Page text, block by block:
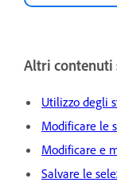
Altri contenuti
Utilizzo degli
Modificare le
Modificare e
Salvare le